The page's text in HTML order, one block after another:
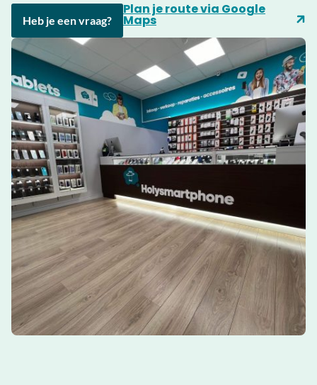
Heb je een vraag?
Plan je route via Google
Maps